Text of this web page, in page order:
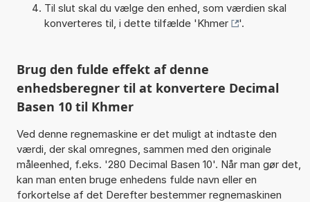
Til slut skal du vælge den enhed, som værdien skal
konverteres til, i dette tilfælde 'Khmer '.
Brug den fulde effekt af denne
enhedsberegner til at konvertere Decimal
Basen 10 til Khmer
Ved denne regnemaskine er det muligt at indtaste den
værdi, der skal omregnes, sammen med den originale
måleenhed, f.eks. '280 Decimal Basen 10'. Når man gør det,
kan man enten bruge enhedens fulde navn eller en
forkortelse af det Derefter bestemmer regnemaskinen